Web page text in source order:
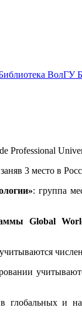
Professional
3 место в
»: группа
Global
и